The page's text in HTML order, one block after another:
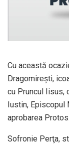
Cu această
Dragomireşti,
cu Pruncul Iisus,
Iustin, Episcopul
aprobarea Protos.
Sofronie Perţa,